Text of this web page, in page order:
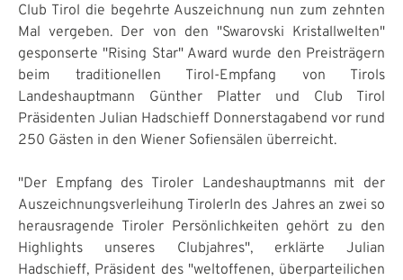
Club Tirol die begehrte Auszeichnung nun zum zehnten
Mal vergeben. Der von den "Swarovski Kristallwelten"
gesponserte "Rising Star" Award wurde den Preisträgern
beim traditionellen Tirol-Empfang von Tirols
Landeshauptmann Günther Platter und Club Tirol
Präsidenten Julian Hadschieff Donnerstagabend vor rund
250 Gästen in den Wiener Sofiensälen überreicht.
"Der Empfang des Tiroler Landeshauptmanns mit der
Auszeichnungsverleihung TirolerIn des Jahres an zwei so
herausragende Tiroler Persönlichkeiten gehört zu den
Highlights unseres Clubjahres", erklärte Julian
Hadschieff, Präsident des "weltoffenen, überparteilichen